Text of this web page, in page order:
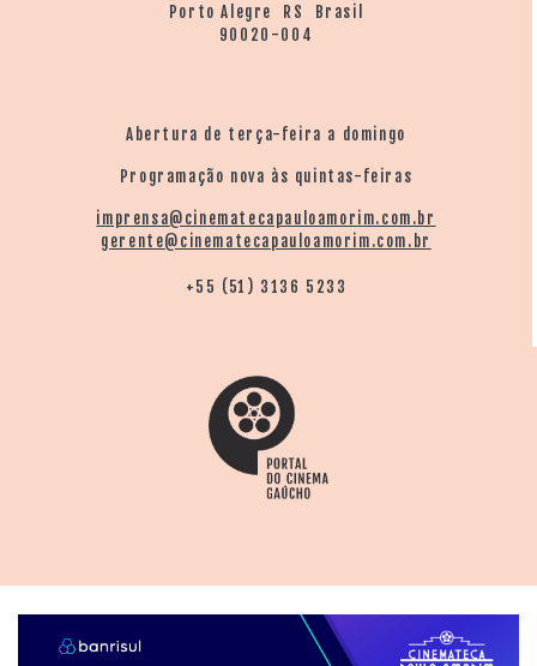
Porto Alegre RS Brasil
90020-004
Abertura de terça-feira a domingo
Programação nova às quintas-feiras
imprensa@cinematecapauloamorim.com.br
gerente@cinematecapauloamorim.com.br
+55 (51) 3136 5233